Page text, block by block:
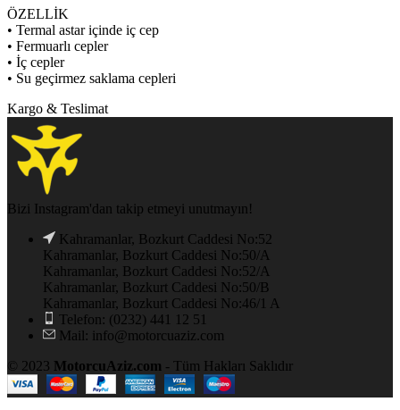
ÖZELLİK
• Termal astar içinde iç cep
• Fermuarlı cepler
• İç cepler
• Su geçirmez saklama cepleri
Kargo & Teslimat
Bizi Instagram'dan takip etmeyi unutmayın!
Kahramanlar, Bozkurt Caddesi No:52
Kahramanlar, Bozkurt Caddesi No:50/A
Kahramanlar, Bozkurt Caddesi No:52/A
Kahramanlar, Bozkurt Caddesi No:50/B
Kahramanlar, Bozkurt Caddesi No:46/1 A
Telefon: (0232) 441 12 51
Mail: info@motorcuaziz.com
© 2023 MotorcuAziz.com - Tüm Hakları Saklıdır